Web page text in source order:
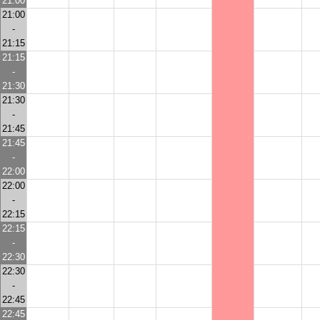
21:00
-
21:15
21:15
-
21:30
21:30
-
21:45
21:45
-
22:00
22:00
-
22:15
22:15
-
22:30
22:30
-
22:45
22:45